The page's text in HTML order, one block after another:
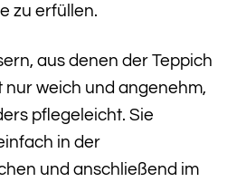
zu erfüllen.
aus denen der Teppich
weich und angenehm,
pflegeleicht. Sie
in der
und anschließend im